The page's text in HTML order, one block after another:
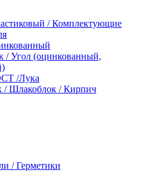
/ Комплектующие
/ Угол (оцинкованный,
/Лука
/ Шлакоблок / Кирпич
/ Герметики